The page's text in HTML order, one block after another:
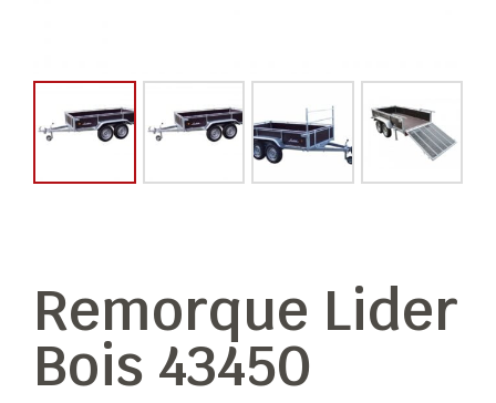
Remorque Lider
Bois 43450